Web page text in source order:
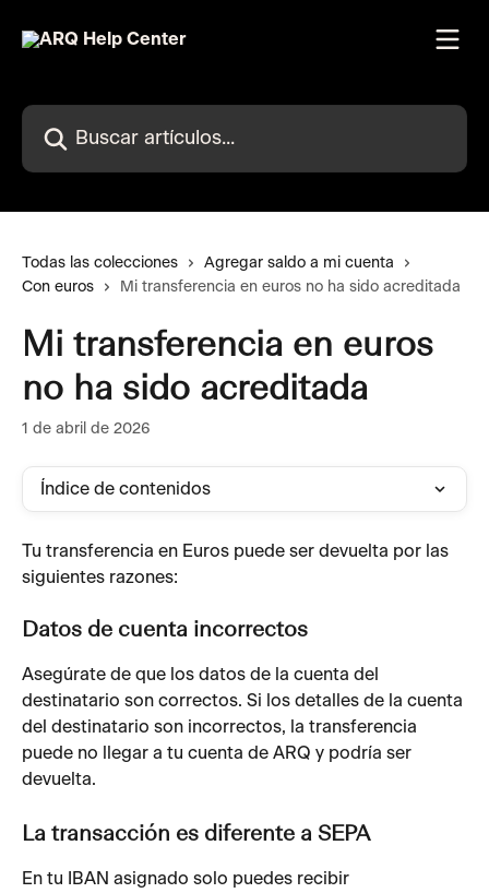
Buscar artículos...
Todas las colecciones
Agregar saldo a mi cuenta
Con euros
Mi transferencia en euros no ha sido acreditada
Mi transferencia en euros
no ha sido acreditada
1 de abril de 2026
Índice de contenidos
Tu transferencia en Euros puede ser devuelta por las
siguientes razones:
Datos de cuenta incorrectos
Asegúrate de que los datos de la cuenta del
destinatario son correctos. Si los detalles de la cuenta
del destinatario son incorrectos, la transferencia
puede no llegar a tu cuenta de ARQ y podría ser
devuelta.
La transacción es diferente a SEPA
En tu IBAN asignado solo puedes recibir